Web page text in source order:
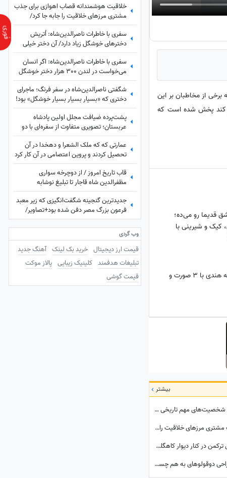
در فضای مجازی منتشر شد که برخی از مخاطبان بر این
کند پخش شده است که
قدیما رو می‌ده؛
کیک و شیرینی با
تولد نوزاد عجیب الخلقه هندی با 3 صورت و
بیشتر
نگاهی به تاریخ جهان / وقتی هوش مصنوعی شخصیت‌های مهم تاریخی را زنده می‌کند؛ از ملکه نفرتیتی و ویکتوریا تا اسکندر مقدونی و چنگیزخان + ویدئو
خلاقیت هوشمندانه قصاب اهوازی برای جذب مشتری مرزهای خلاقیت را جابه جا کرد/ مغزشو باید طلا گرفت +عکس
از عکس یادگاری عروس و داماد نوجوان قجری ترکمن در کنار دیوار کاهگلی تا 29 سالگی مونیکا بلوچی با شال سفید پردار
ویدیو؛ مستند لاله و لادن / پشت‌پرده عمل جراحی دوقولوهای به هم چسبیده‌ای که هرگز همدیگر را ندیدند!
خلاقیت هوشمندانه قصاب اهوازی برای جذب
مشتری مرزهای خلاقیت را جابه جا کرد/
مغزشو باید طلا گرفت +عکس
سفری با خاطرات ناصرالدین‌شاه: اُتریش
دخترهای خوشگل زیاد دارد/ آن دختر خیلی‌
خوشگل‌تر وقتی به من دسته گل داد، مات و
مبهوت شدم، نتوانستم راه بروم مردم ملتفت
شدند، خندیدند!
سفری با خاطرات ناصرالدین‌شاه: اگر انسان
می‌خواست در لندن 300 هزار دختر خوشگل
منتخب می‌کرد، خیلی اوضاع غریبی بود/ خیلی
خیلی تماشا کردیم
شگفتی ناصرالدین‌شاه در سفر فرنگ؛ ماجرای
دختری که «بسیار بسیار بسیار خوشگل» بود!
پشت‌پرده ضیافت مجلل اولین پادشاه
عربستان؛ تصویری متفاوت از سفره‌ای با دو
شتر کامل
عمارتی که که ملک الشعرا و دهخدا در آن
تحصیل کردند و پروین اعتصامی در آن کار کرد
+ عکس
قاب تاریخ امروز / از دوچرخه سواری
مظفرالدین شاه قاجار تا تبلیغ نوشابه
‌کانادادرای و تصویر دیده نشده از جردن که کم
از لس‌آنجلس نداره + عکس
جدیدترین گنجینه شگفت‌انگیزی که زیر معبد
فرعون بزرگ مصر دفن شده بود+تصاویر/
معبد فراعنه بعد از هر اکتشاف حیرت‌انگیزتر
میشهوب گردی
قیمت ارز دیجیتال خرید بک لینک آهنگ جدید
تبلیغات هدفمند کلینیک زیبایی پالاز موکت
قیمت گوشی